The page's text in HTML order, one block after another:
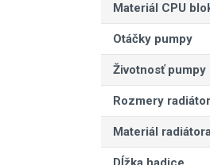
Materiál CPU
Otáčky pumpy
Životnosť pumpy
Rozmery
Materiál